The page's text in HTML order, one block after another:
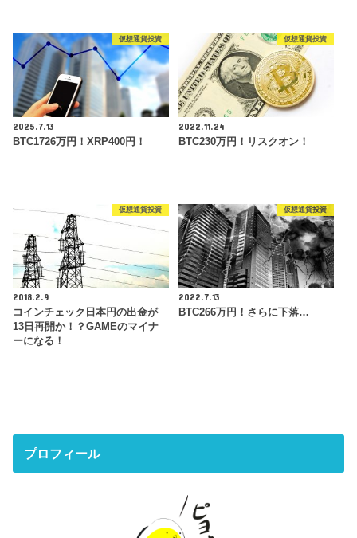
仮想通貨投資
2025.7.13
BTC1726万円！XRP400円！
仮想通貨投資
2022.11.24
BTC230万円！リスクオン！
仮想通貨投資
2018.2.9
コインチェック日本円の出金が
13日再開か！？GAMEのマイナ
ーになる！
仮想通貨投資
2022.7.13
BTC266万円！さらに下落…
プロフィール